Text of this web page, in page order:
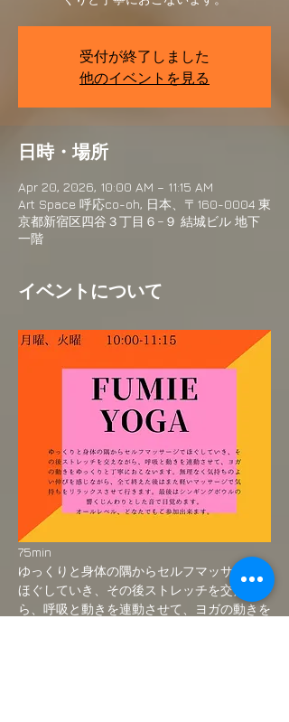
受付が終了しました
他のイベントを見る
日時・場所
Apr 20, 2026, 10:00 AM – 11:15 AM
Art Space 呼応co-oh, 日本、〒160-0004 東
京都新宿区四谷３丁目６−９ 結城ビル 地下
一階
イベントについて
75min
ゆっくりと身体の隅からセルフマッサージで
ほぐしていき、その後ストレッチを交えなが
ら、呼吸と動きを連動させて、ヨガの動きを